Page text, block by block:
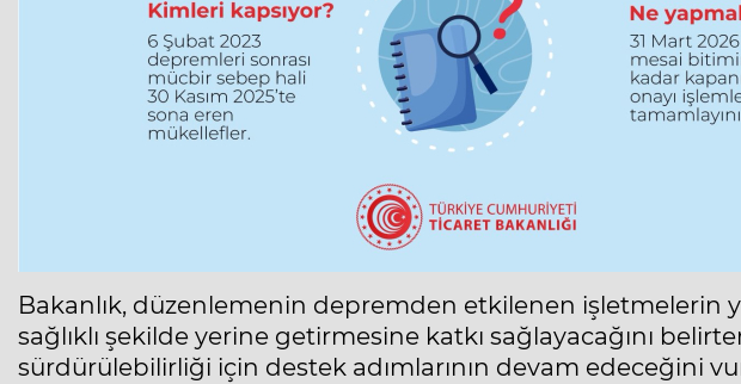
Bakanlık, düzenlemenin depremden etkilenen işletmelerin
sağlıklı şekilde yerine getirmesine katkı sağlayacağını
sürdürülebilirliği için destek adımlarının devam edeceğini